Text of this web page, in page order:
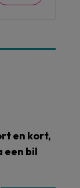
en kort,
een bil